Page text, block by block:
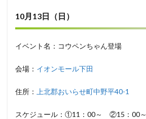
10月13日（日）
イベント名：コウペンちゃん登場
会場： イオンモール下田
住所： 上北郡おいらせ町中野平40-1
スケジュール：①11：00～ ②15：00～